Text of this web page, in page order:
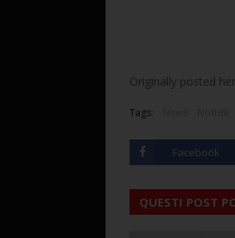
Originally posted
Tags:
Facebook
QUESTI POST